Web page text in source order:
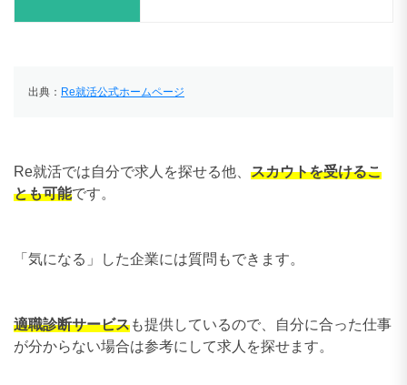
出典： Re就活公式ホームページ
Re就活では自分で求人を探せる他、 スカウトを受けるこ
とも可能です。
「気になる」した企業には質問もできます。
適職診断サービスも提供しているので、自分に合った仕事
が分からない場合は参考にして求人を探せます。